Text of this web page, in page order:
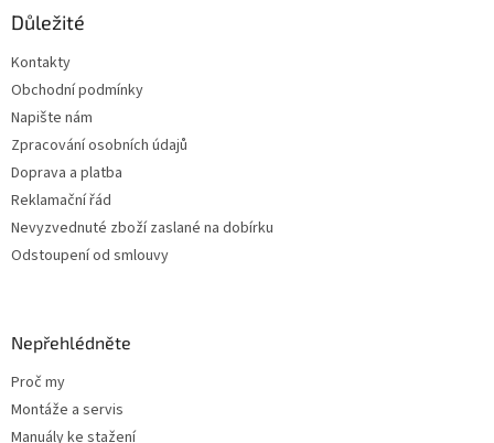
Důležité
Kontakty
Obchodní podmínky
Napište nám
Zpracování osobních údajů
Doprava a platba
Reklamační řád
Nevyzvednuté zboží zaslané na dobírku
Odstoupení od smlouvy
Nepřehlédněte
Proč my
Montáže a servis
Manuály ke stažení